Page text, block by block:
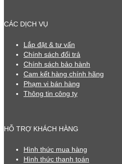
CÁC DỊCH VỤ
Lắp đặt & tư vấn
Chính sách đổi trả
Chính sách bảo hành
Cam kết hàng chính hãng
Phạm vi bán hàng
Thông tin công ty
HỖ TRỢ KHÁCH HÀNG
Hình thức mua hàng
Hình thức thanh toán